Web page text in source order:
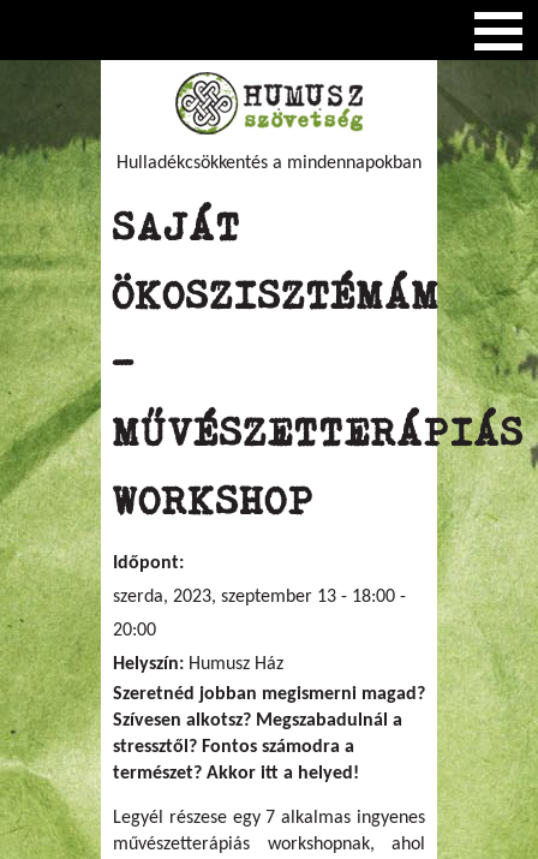
Hulladékcsökkentés a mindennapokban
SAJÁT
ÖKOSZISZTÉMÁM
–
MŰVÉSZETTERÁPIÁS
WORKSHOP
Időpont:
szerda, 2023, szeptember 13 - 18:00 -
20:00
Helyszín: Humusz Ház
Szeretnéd jobban megismerni magad?
Szívesen alkotsz? Megszabadulnál a
stressztől? Fontos számodra a
természet? Akkor itt a helyed!
Legyél részese egy 7 alkalmas ingyenes
művészetterápiás workshopnak, ahol